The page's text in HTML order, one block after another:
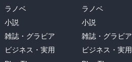
ラノベ
小説
雑誌・グラビア
ビジネス・実用
ラノベ
小説
雑誌・グラビア
ビジネス・実用